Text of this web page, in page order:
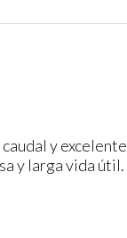
y excelente
y larga vida útil.